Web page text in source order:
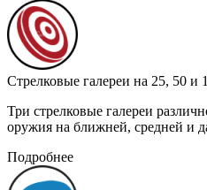
Стрелковые галереи на 25, 50 и
Три стрелковые галереи
оружия на ближней, средней и
Подробнее